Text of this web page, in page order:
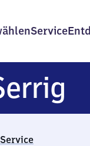
Service
Service